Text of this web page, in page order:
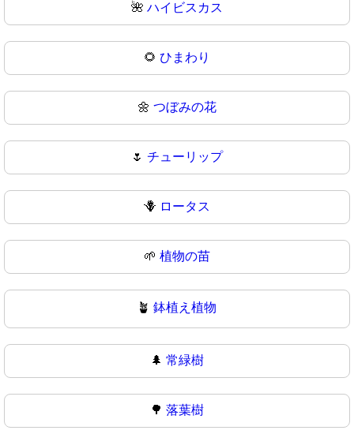
🌺 ハイビスカス
🌻 ひまわり
🌼 つぼみの花
🌷 チューリップ
🪻 ロータス
🌱 植物の苗
🪴 鉢植え植物
🌲 常緑樹
🌳 落葉樹